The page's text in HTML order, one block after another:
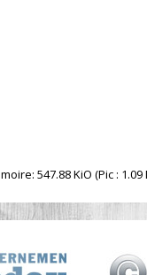
547.88 KiO (Pic : 1.09